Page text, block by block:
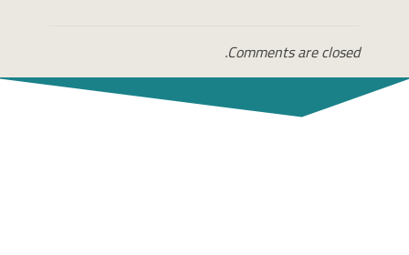
Comments are closed.